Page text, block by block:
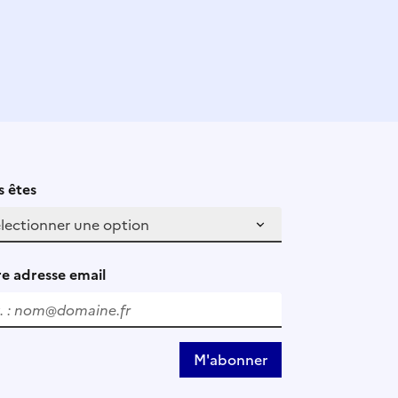
êtes
adresse email
M'abonner